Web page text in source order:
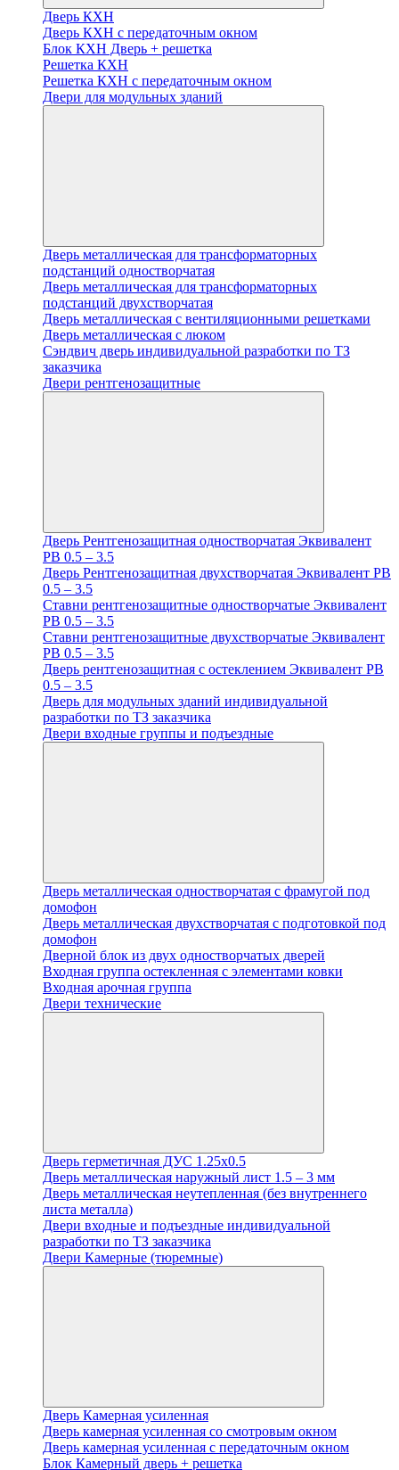
Дверь КХН
Дверь КХН с передаточным окном
Блок КХН Дверь + решетка
Решетка КХН
Решетка КХН с передаточным окном
Двери для модульных зданий
Дверь металлическая для трансформаторных
подстанций одностворчатая
Дверь металлическая для трансформаторных
подстанций двухстворчатая
Дверь металлическая с вентиляционными решетками
Дверь металлическая с люком
Cэндвич дверь индивидуальной разработки по ТЗ
заказчика
Двери рентгенозащитные
Дверь Рентгенозащитная одностворчатая Эквивалент
PB 0.5 – 3.5
Дверь Рентгенозащитная двухстворчатая Эквивалент PB
0.5 – 3.5
Ставни рентгенозащитные одностворчатые Эквивалент
PB 0.5 – 3.5
Ставни рентгенозащитные двухстворчатые Эквивалент
PB 0.5 – 3.5
Дверь рентгенозащитная с остеклением Эквивалент PB
0.5 – 3.5
Дверь для модульных зданий индивидуальной
разработки по ТЗ заказчика
Двери входные группы и подъездные
Дверь металлическая одностворчатая с фрамугой под
домофон
Дверь металлическая двухстворчатая с подготовкой под
домофон
Дверной блок из двух одностворчатых дверей
Входная группа остекленная с элементами ковки
Входная арочная группа
Двери технические
Дверь герметичная ДУС 1.25х0.5
Дверь металлическая наружный лист 1.5 – 3 мм
Дверь металлическая неутепленная (без внутреннего
листа металла)
Двери входные и подъездные индивидуальной
разработки по ТЗ заказчика
Двери Камерные (тюремные)
Дверь Камерная усиленная
Дверь камерная усиленная со смотровым окном
Дверь камерная усиленная с передаточным окном
Блок Камерный дверь + решетка